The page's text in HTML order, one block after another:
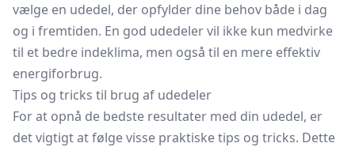
vælge en udedel, der opfylder dine behov både i dag
og i fremtiden. En god udedeler vil ikke kun medvirke
til et bedre indeklima, men også til en mere effektiv
energiforbrug.
Tips og tricks til brug af udedeler
For at opnå de bedste resultater med din udedel, er
det vigtigt at følge visse praktiske tips og tricks. Dette